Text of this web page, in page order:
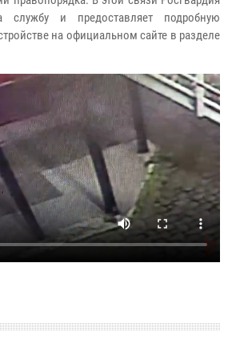
службу и предоставляет подробную
на официальном сайте в разделе